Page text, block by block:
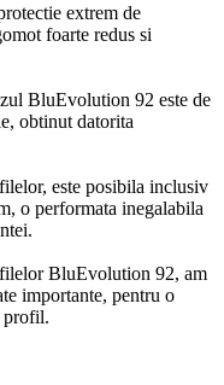
extrem de
foarte redus si
BluEvolution 92 este de
obtinut datorita
este posibila inclusiv
o performata inegalabila
BluEvolution 92, am
importante, pentru o
profil.